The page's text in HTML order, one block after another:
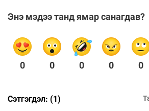
Энэ мэдээ танд ямар санагдав?
0 0 0 0 0
Сэтгэгдэл: (1)